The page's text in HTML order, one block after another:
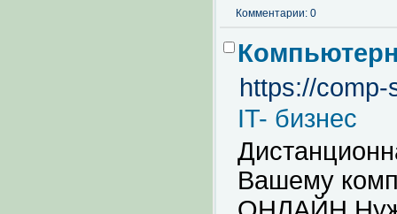
Комментарии: 0
https://comp-
IT- бизнес
Вашему